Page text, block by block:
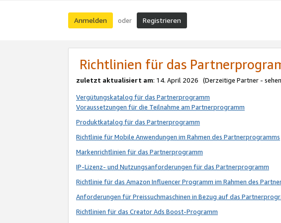
Anmelden oder Registrieren
Richtlinien für das
zuletzt aktualisiert am: 14. April 2026 (Derzeitige Partner -
Vergütungskatalog für das Partnerprogramm
Voraussetzungen für die Teilnahme am Partnerprogramm
Produktkatalog für das Partnerprogramm
Richtlinie für Mobile Anwendungen im Rahmen des Partnerprogramms
Markenrichtlinien für das Partnerprogramm
IP-Lizenz- und Nutzungsanforderungen für das Partnerprogramm
Richtlinie für das Amazon Influencer Programm im Rahmen des
Anforderungen für Preissuchmaschinen in Bezug auf das
Richtlinien für das Creator Ads Boost-Programm